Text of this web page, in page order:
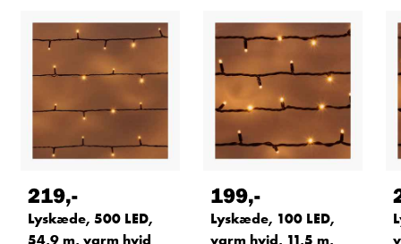
219,-
Lyskæde, 500 LED,
54,9 m, varm hvid
199,-
Lyskæde, 100 LED,
varm hvid, 11,5 m,